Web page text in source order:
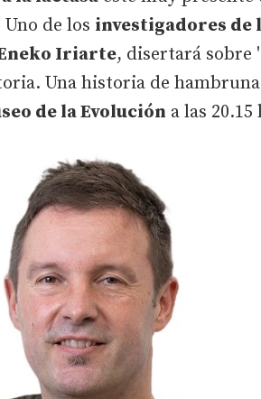
de los investigadores de
Iriarte, disertará sobre
Una historia de
de la Evolución a las 20.15